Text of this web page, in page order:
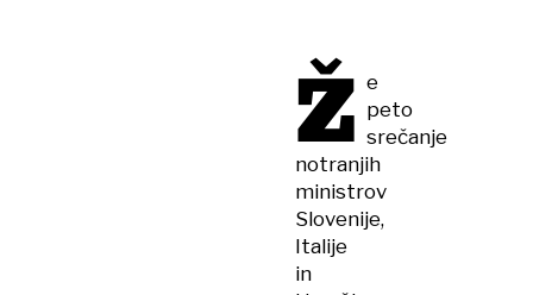
Ž e
peto
srečanje
notranjih
ministrov
Slovenije,
Italije
in